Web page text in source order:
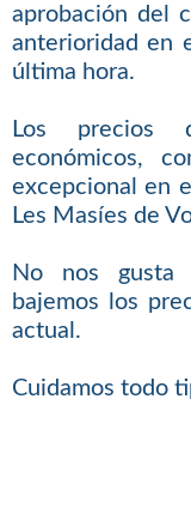
aprobación del
anterioridad en
última hora.
Los precios
económicos,
excepcional en
Les Masíes de
No nos gusta
bajemos los
actual.
Cuidamos todo